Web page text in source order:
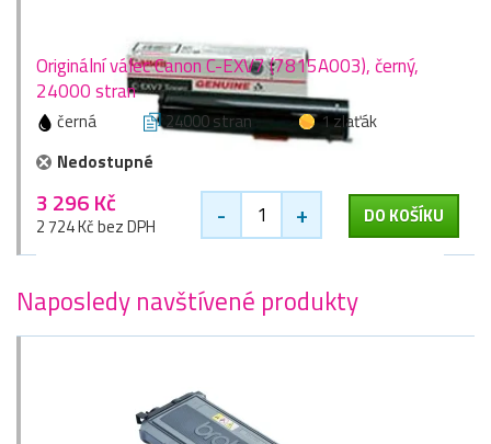
Originální válec Canon C-EXV7 (7815A003), černý,
24000 stran
černá 24000 stran
1 zlaťák
Nedostupné
3 296 Kč
2 724 Kč bez DPH - + DO KOŠÍKU
Naposledy navštívené produkty